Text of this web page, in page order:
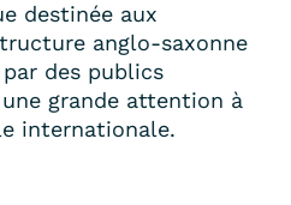
destinée aux
anglo-saxonne
des publics
grande attention à
internationale.